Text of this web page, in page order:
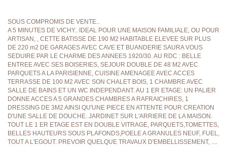
SOUS COMPROMIS DE VENTE..
A 5 MINUTES DE VICHY.. IDEAL POUR UNE MAISON FAMILIALE, OU POUR
ARTISAN, , CETTE BATISSE DE 190 M2 HABITABLE ELEVEE SUR PLUS
DE 220 m2 DE GARAGES AVEC CAVE ET BUANDERIE SAURA VOUS
SEDUIRE PAR LE CHARME DES ANNEES 1920/30. AU RDC : BELLE
ENTREE AVEC SES BOISERIES, SEJOUR DOUBLE DE 48 M2 AVEC
PARQUETS A LA PARISIENNE, CUISINE AMENAGEE AVEC ACCES
TERRASSE DE 100 M2 AVEC SON CHALET BOIS, 1 CHAMBRE AVEC
SALLE DE BAINS ET UN WC INDEPENDANT. AU 1 ER ETAGE: UN PALIER
DONNE ACCES A 5 GRANDES CHAMBRES A RAFRAICHIRES, 1
DRESSING DE 3M2 AINSI QU'UNE PIECE EN ATTENTE POUR CREATION
D'UNE SALLE DE DOUCHE. JARDINET SUR L'ARRIERE DE LA MAISON.
TOUT LE 1 ER ETAGE EST EN DOUBLE VITRAGE, PARQUETS,TOMETTES,
BELLES HAUTEURS SOUS PLAFONDS,POELE A GRANULES NEUF, FUEL,
TOUT A L'EGOUT. PREVOIR QUELQUE TRAVAUX D'EMBELLISSEMENT, ....